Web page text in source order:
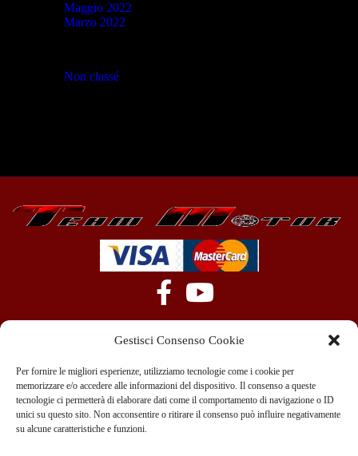
Gestisci Consenso Cookie
Per fornire le migliori esperienze, utilizziamo tecnologie come i cookie per
memorizzare e/o accedere alle informazioni del dispositivo. Il consenso a queste
tecnologie ci permetterà di elaborare dati come il comportamento di navigazione o ID
unici su questo sito. Non acconsentire o ritirare il consenso può influire negativamente
su alcune caratteristiche e funzioni.
Maggio 2022
Marzo 2022
Non classé
+39 351 970 89 33
info@teammotor.it